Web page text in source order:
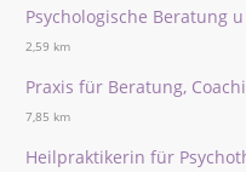
Psychologische Beratung
2,59 km
Praxis für Beratung,
7,85 km
Heilpraktikerin für